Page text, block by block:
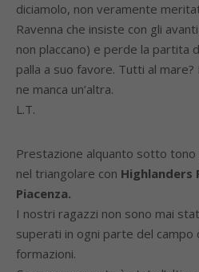
diciamolo, non veramente
Ravenna che insiste con gli
non placcano) e perde la partita
palla a suo favore. Tutti al
ne manca un’altra.
L.T.
Prestazione alquanto sotto
nel triangolare con Highlanders
Piacenza.
I nostri ragazzi non sono mai
superati in ogni parte del campo
formazioni.